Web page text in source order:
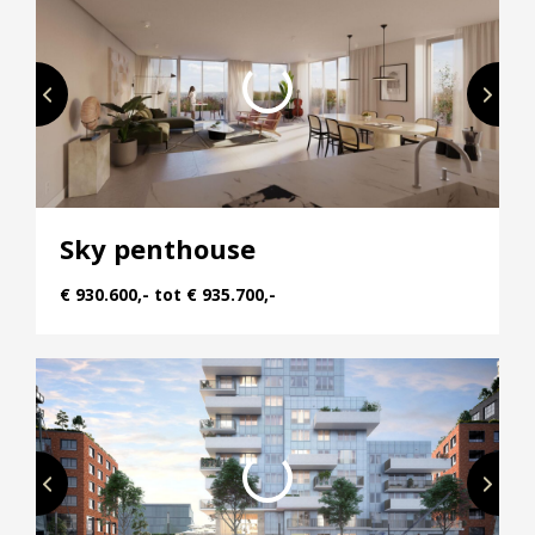
op met de projectmakelaar.
—
Aan de nieuwe promenade langs het water, midden
in het hart van Nieuwegein, prijkt straks met trots
Monaco. Een indrukwekkend en duurzaam
appartementen voorzien van een opvallend grote
buitenruimte. De buitenruimtes hebben een
appartementen van 65 tot 100 m², 17
appartementen kennen een oppervlakte van 100
tot 135 m² en 5 penthouses zijn maar liefst 170 tot
180 m² groot. Ben je op zoek naar ruimte, gun je
jezelf ongekende luxe en wil je in huis rust ervaren
zonder iets van de stadse reuring te missen? Laat je
Sky penthouse
€ 930.600,- tot € 935.700,-